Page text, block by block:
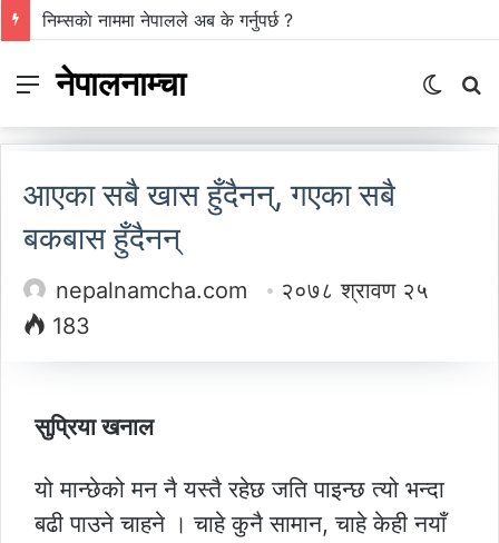
गाउँ पर्यटन प्रवर्द्धन मञ्च-नेपालकाे गण्डकी प्रदेशमा नयाँ नेतृत्व
Menu
नेपालनाम्चा
Switch
आएका सबै खास हुँदैनन्, गएका सबै
बकबास हुँदैनन्
nepalnamcha.com
२०७८ श्रावण २५
183
सुप्रिया खनाल
यो मान्छेको मन नै यस्तै रहेछ जति पाइन्छ त्यो भन्दा
बढी पाउने चाहने । चाहे कुनै सामान, चाहे केही नयाँ